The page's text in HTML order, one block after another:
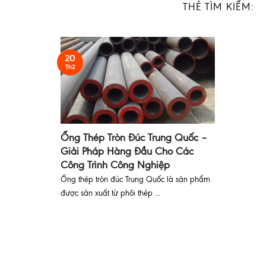
THẺ TÌM KIẾM:
Ống Thép Tròn Đúc Trung Quốc –
Giải Pháp Hàng Đầu Cho Các
Công Trình Công Nghiệp
Ống thép tròn đúc Trung Quốc là sản phẩm
được sản xuất từ phôi thép ...
20
Th2